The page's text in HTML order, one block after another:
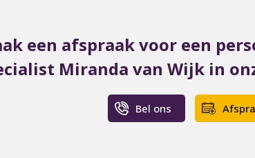
een afspraak voor een
Miranda van Wijk in
Bel ons